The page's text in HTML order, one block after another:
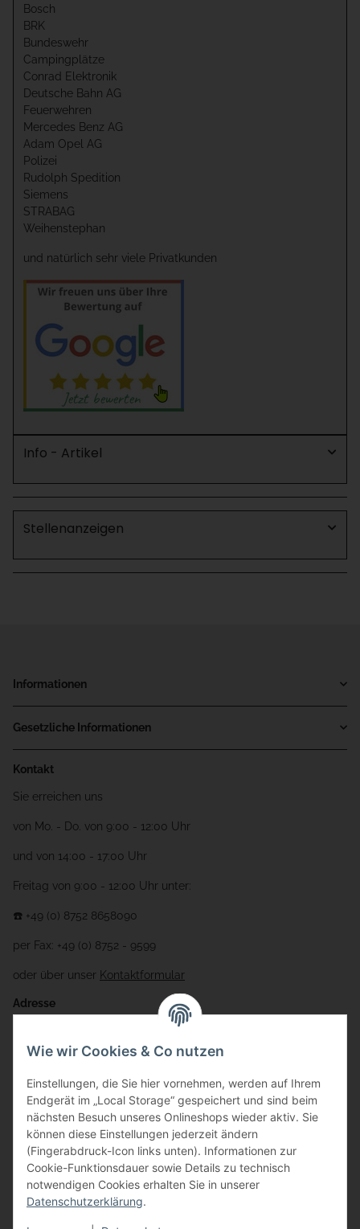
Bosch
BRK
Bundeswehr
Campingplätze
Conrad Elektronik
Deutsche Bahn AG
Feuerwehren
Mercedes Benz AG
Adam Opel AG
Polizei
Rudolph Spedition
Siemens
STRABAG
Weihenstephan
und natürlich sehr viele Privatkunden
Info - Artikel
Stellenanzeigen
Informationen
Gesetzliche Informationen
Kontakt
Sie erreichen uns
von Mo. - Do. von 9:00 - 12:00 Uhr
und von 14:00 - 17:00 Uhr
Freitag von 9:00 - 12:00 Uhr unter:
☎️ +49 (0) 8752 8658090
per Fax: +49 (0) 8752 - 9599
oder über unser Kontaktformular
Adresse
Gewerbering 17
84072 Au i.d. Hallertau
info@bauer-tore.de
Wie wir Cookies & Co nutzen
Einstellungen, die Sie hier vornehmen, werden auf Ihrem
Endgerät im „Local Storage“ gespeichert und sind beim
nächsten Besuch unseres Onlineshops wieder aktiv. Sie
können diese Einstellungen jederzeit ändern
(Fingerabdruck-Icon links unten). Informationen zur
Cookie-Funktionsdauer sowie Details zu technisch
notwendigen Cookies erhalten Sie in unserer
Datenschutzerklärung.